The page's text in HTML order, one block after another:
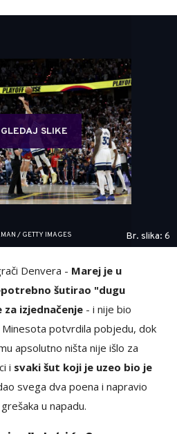
SLIKE
/ GETTY IMAGES Br. slika: 6
Denvera - Marej je u
šutirao "dugu
izjednačenje - i nije bio
potvrdila pobjedu, dok
apsolutno ništa nije išlo za
i svaki šut koji je uzeo bio je
svega dva poena i napravio
u napadu.